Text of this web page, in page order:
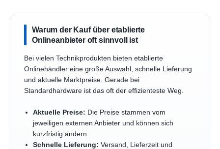
Warum der Kauf über etablierte
Onlineanbieter oft sinnvoll ist
Bei vielen Technikprodukten bieten etablierte
Onlinehändler eine große Auswahl, schnelle Lieferung
und aktuelle Marktpreise. Gerade bei
Standardhardware ist das oft der effizienteste Weg.
Aktuelle Preise: Die Preise stammen vom
jeweiligen externen Anbieter und können sich
kurzfristig ändern.
Schnelle Lieferung: Versand, Lieferzeit und